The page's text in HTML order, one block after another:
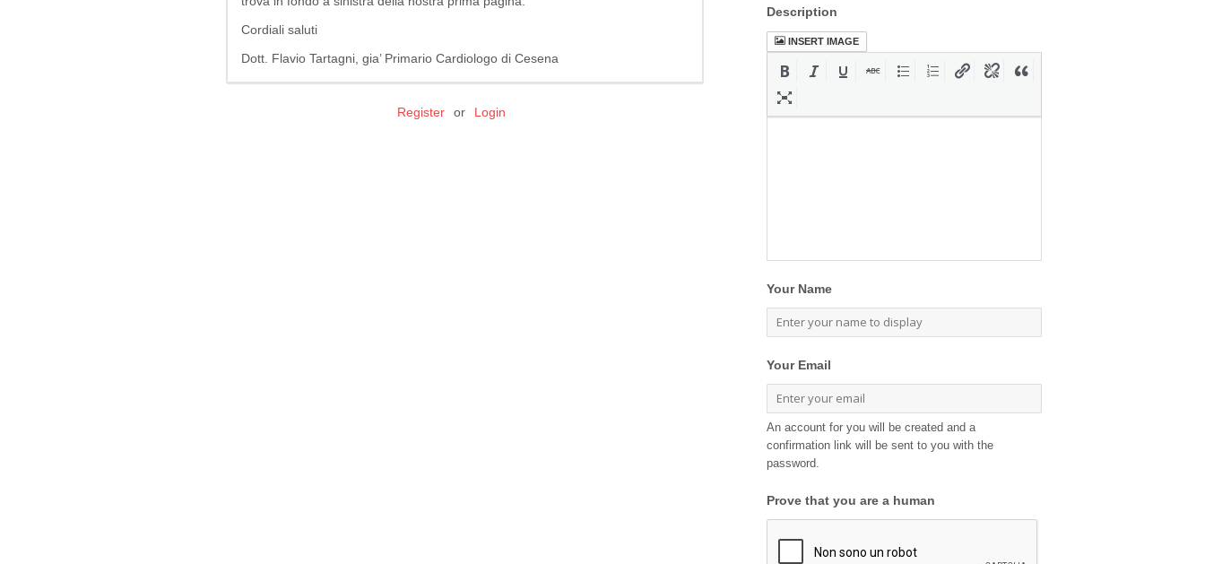
Cordiali saluti
Dott. Flavio Tartagni, gia’ Primario Cardiologo di Cesena
Register or Login
Description
INSERT IMAGE
Your Name
Your Email
An account for you will be created and a
confirmation link will be sent to you with the
password.
Prove that you are a human